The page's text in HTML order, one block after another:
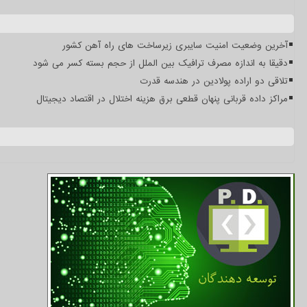
آخرین وضعیت امنیت سایبری زیرساخت های راه آهن کشور
دقیقا به اندازه مصرف ترافیک بین الملل از حجم بسته کسر می شود
تلاقی دو اراده پولادین در هندسه قدرت
مراکز داده قربانی پنهان قطعی برق هزینه اختلال در اقتصاد دیجیتال